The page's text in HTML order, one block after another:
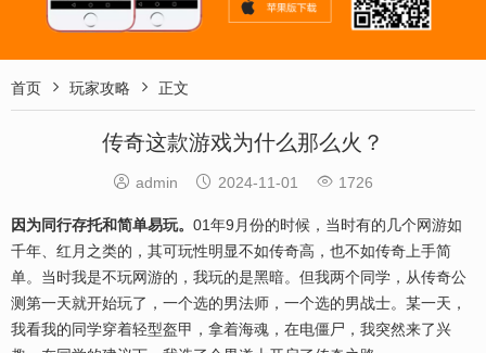
首页  玩家攻略  正文
传奇这款游戏为什么那么火？
 admin  2024-11-01  1726
因为同行存托和简单易玩。 01年9月份的时候，当时有的几个网游如
千年、红月之类的，其可玩性明显不如传奇高，也不如传奇上手简
单。当时我是不玩网游的，我玩的是黑暗。但我两个同学，从传奇公
测第一天就开始玩了，一个选的男法师，一个选的男战士。某一天，
我看我的同学穿着轻型盔甲，拿着海魂，在电僵尸，我突然来了兴